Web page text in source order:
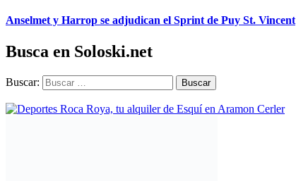
Anselmet y Harrop se adjudican el Sprint de Puy St. Vincent
Busca en Soloski.net
Buscar: